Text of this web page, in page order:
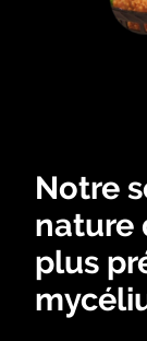
Notre
nature
plus